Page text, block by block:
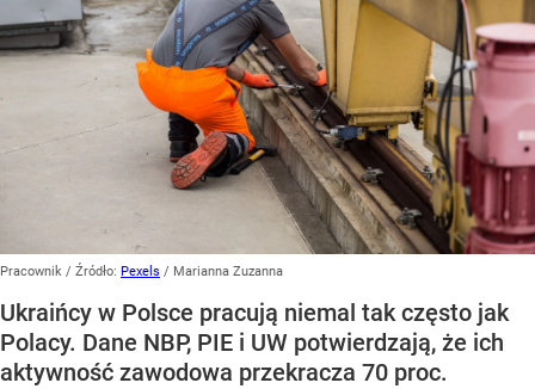
Pracownik / Źródło: Pexels / Marianna Zuzanna
Ukraińcy w Polsce pracują niemal tak często jak
Polacy. Dane NBP, PIE i UW potwierdzają, że ich
aktywność zawodowa przekracza 70 proc.